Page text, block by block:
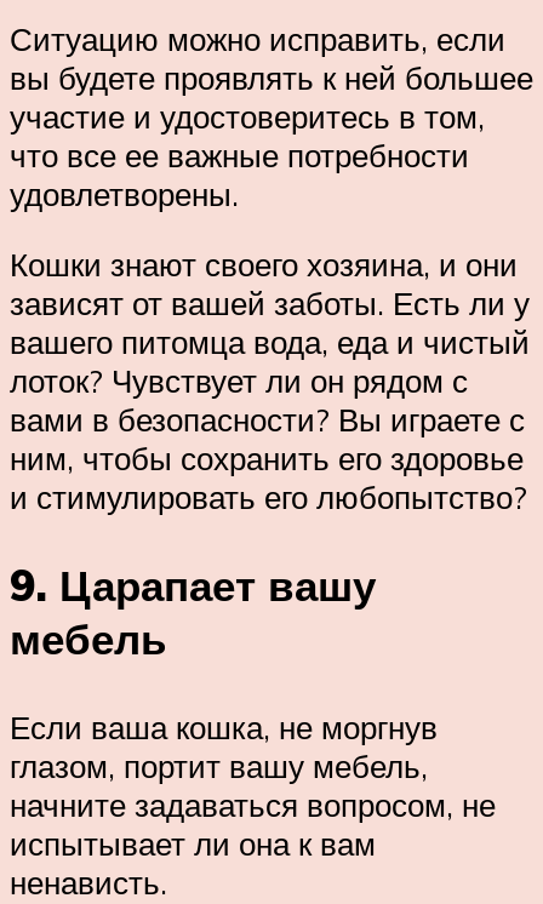
Ситуацию можно исправить, если
вы будете проявлять к ней большее
участие и удостоверитесь в том,
что все ее важные потребности
удовлетворены.
Кошки знают своего хозяина, и они
зависят от вашей заботы. Есть ли у
вашего питомца вода, еда и чистый
лоток? Чувствует ли он рядом с
вами в безопасности? Вы играете с
ним, чтобы сохранить его здоровье
и стимулировать его любопытство?
9. Царапает вашу
мебель
Если ваша кошка, не моргнув
глазом, портит вашу мебель,
начните задаваться вопросом, не
испытывает ли она к вам
ненависть.